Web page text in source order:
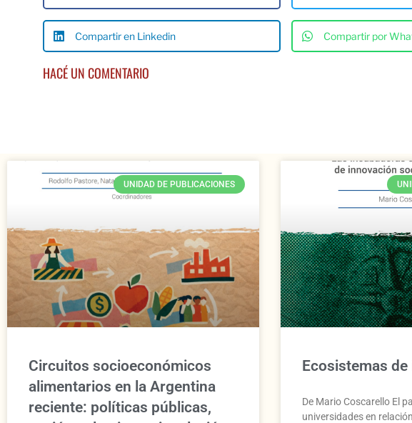
Compartir en Linkedin Compartir por
HACÉ UN COMENTARIO
UNIDAD DE PUBLICACIONES
Circuitos socioeconómicos
alimentarios en la Argentina
reciente: políticas públicas,
Ecosistemas
De Mario Coscarello El
universidades en